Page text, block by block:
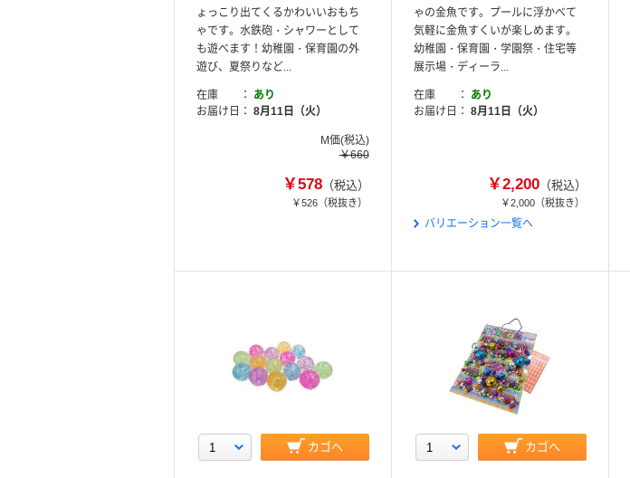
ょっこり出てくるかわいいおもち
ゃです。水鉄砲・シャワーとして
も遊べます！幼稚園・保育園の外
遊び、夏祭りなど...
在庫
あり
お届け日
8月11日（火）
M価(税込)
￥660
￥578（税込）
￥526（税抜き）
ゃの金魚です。プールに浮かべて
気軽に金魚すくいが楽しめます。
幼稚園・保育園・学園祭・住宅等
展示場・ディーラ...
在庫
あり
お届け日
8月11日（火）
￥2,200（税込）
￥2,000（税抜き）
バリエーション一覧へ
カゴへ カゴへ